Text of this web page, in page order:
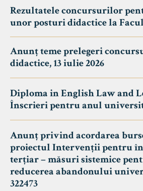
Rezultatele concursurilor
unor posturi didactice la
Anunț teme prelegeri
didactice, 13 iulie 2026
Diploma in English Law and
Înscrieri pentru anul
Anunț privind acordarea
proiectul Intervenții pentru
terțiar – măsuri sistemice
reducerea abandonului
322473